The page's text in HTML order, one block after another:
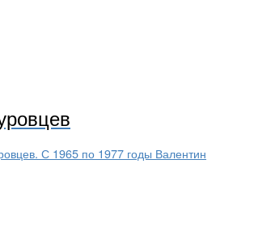
С 1965 по 1977 годы Валентин